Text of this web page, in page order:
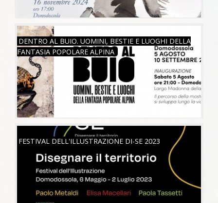
DENTRO AL BUIO. UOMINI, BESTIE E LUOGHI DELLA
FANTASIA POPOLARE ALPINA
FESTIVAL DELL'ILLUSTRAZIONE DI-SE 2023
SAB, 06/05/2023